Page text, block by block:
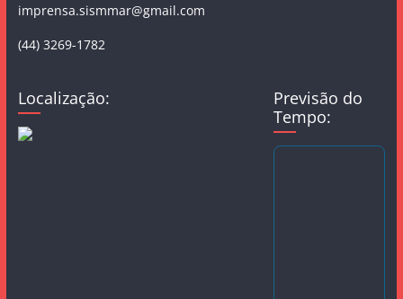
imprensa.sismmar@gmail.com
(44) 3269-1782
Localização:
Previsão do
Tempo: